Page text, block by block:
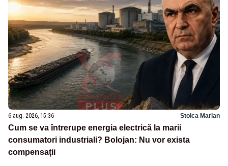
6 aug. 2026, 15:36 Stoica Marian
Cum se va întrerupe energia electrică la marii
consumatori industriali? Bolojan: Nu vor exista
compensații